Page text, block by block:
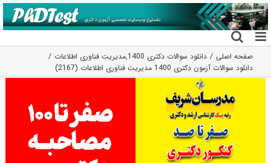
رفتن
به
محتوا
صفحه اصلی دانلود سوالات دکتری 1400 ,مدیریت فناوری اطلاعات
دانلود سوالات آزمون دکتری 1400 مدیریت فناوری اطلاعات (2167)